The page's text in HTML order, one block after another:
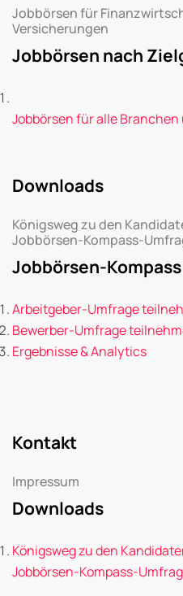
Jobbörsen für
Versicherungen
Jobbörsen nach
Jobbörsen für alle
Downloads
Königsweg zu den
Jobbörsen-Kompass-
Jobbörsen-
Arbeitgeber-Umfrage
Bewerber-Umfrage
Ergebnisse & Analytics
Kontakt
Impressum
Downloads
Königsweg zu den
Jobbörsen-Kompass-